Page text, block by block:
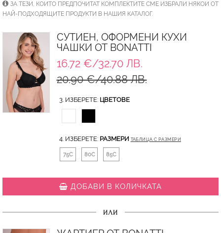
ЗА ТЕЗИ, КОИТО ПРЕДПОЧИТАТ КОМПЛЕКТИТЕ СМЕ ИЗБРАЛИ НЯКОИ ОТ
НАЙ-ПОДХОДЯЩИТЕ ПРОДУКТИ В НАШИЯ КАТАЛОГ.
СУТИЕН, ОФОРМЕНИ КУХИ
ЧАШКИ ОТ BONATTI
16.72 €/32.70 ЛВ.
20.90 €/40.88 ЛВ.
3. ИЗБЕРЕТЕ: ЦВЕТОВЕ
4. ИЗБЕРЕТЕ: РАЗМЕРИ ТАБЛИЦА С РАЗМЕРИ
75C 80C 85C
ДОБАВИ В КОЛИЧКАТА
ИЛИ